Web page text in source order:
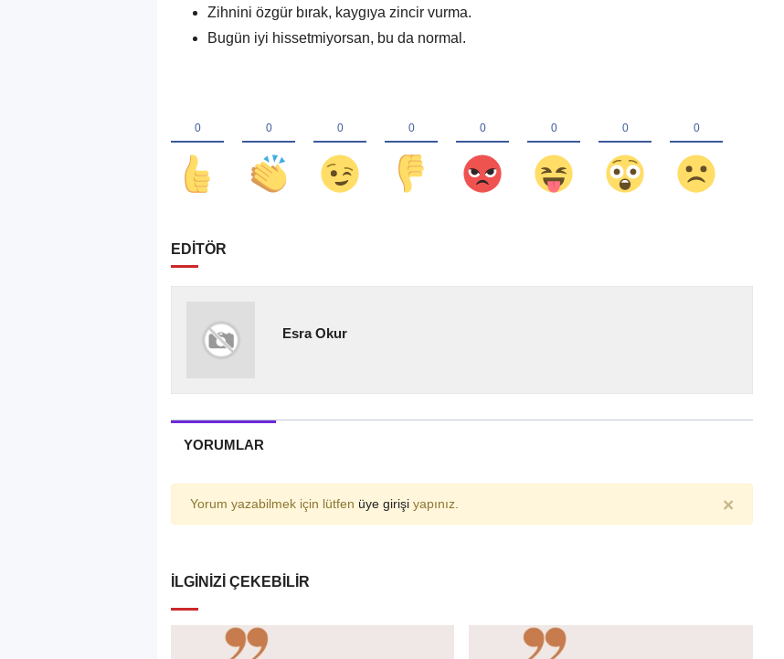
Zihnini özgür bırak, kaygıya zincir vurma.
Bugün iyi hissetmiyorsan, bu da normal.
EDİTÖR
Esra Okur
YORUMLAR
Yorum yazabilmek için lütfen üye girişi yapınız. ×
İLGINIZI ÇEKEBILIR